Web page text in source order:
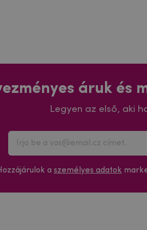
áruk és
Legyen az első, aki
a személyes adatok